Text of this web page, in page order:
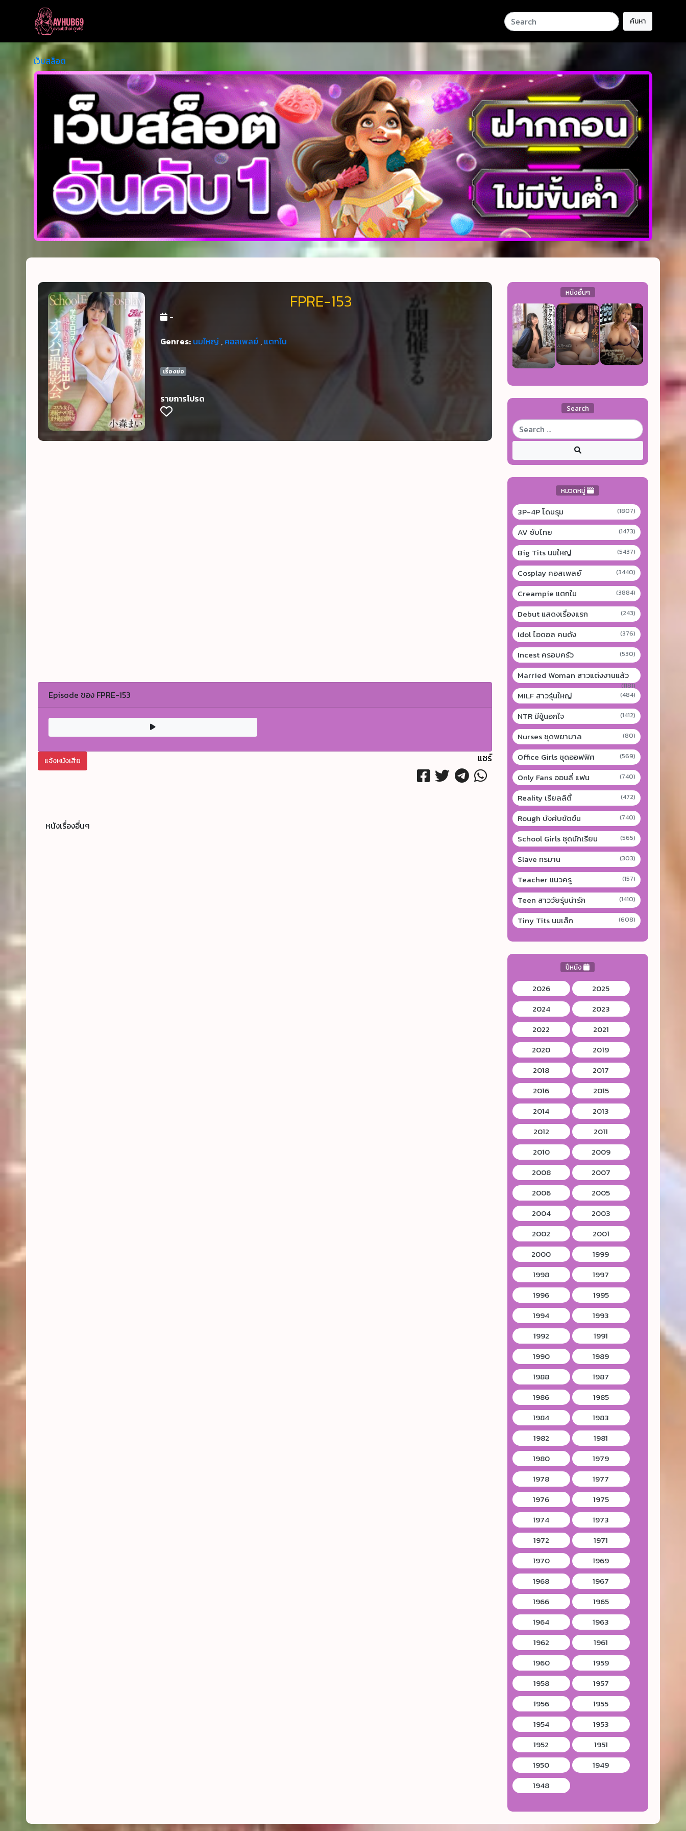
ค้นหา
เว็บสล็อต
FPRE-153
-
Genres: นมใหญ่ , คอสเพลย์, แตกใน
เรื่องย่อ
รายการโปรด
Episode ของ FPRE-153
แจ้งหนังเสีย แชร์
หนังเรื่องอื่นๆ
หนังอื่นๆ
Search
หมวดหมู่
3P-4P โดนรุม (1807)
AV ซับไทย (1473)
Big Tits นมใหญ่ (5437)
Cosplay คอสเพลย์ (3440)
Creampie แตกใน (3884)
Debut แสดงเรื่องแรก (243)
Idol ไอดอล คนดัง (376)
Incest ครอบครัว (530)
Married Woman สาวแต่งงานแล้ว
(1181)
MILF สาวรุ่นใหญ่ (484)
NTR มีชู้นอกใจ (1412)
Nurses ชุดพยาบาล (80)
Office Girls ชุดออฟฟิศ (569)
Only Fans ออนลี่ แฟน (740)
Reality เรียลลิตี้ (472)
Rough บังคับขัดขืน (740)
School Girls ชุดนักเรียน (565)
Slave ทรมาน (303)
Teacher แนวครู (157)
Teen สาววัยรุ่นน่ารัก (1410)
Tiny Tits นมเล็ก (608)
ปีหนัง
2026
2025
2024
2023
2022
2021
2020
2019
2018
2017
2016
2015
2014
2013
2012
2011
2010
2009
2008
2007
2006
2005
2004
2003
2002
2001
2000
1999
1998
1997
1996
1995
1994
1993
1992
1991
1990
1989
1988
1987
1986
1985
1984
1983
1982
1981
1980
1979
1978
1977
1976
1975
1974
1973
1972
1971
1970
1969
1968
1967
1966
1965
1964
1963
1962
1961
1960
1959
1958
1957
1956
1955
1954
1953
1952
1951
1950
1949
1948